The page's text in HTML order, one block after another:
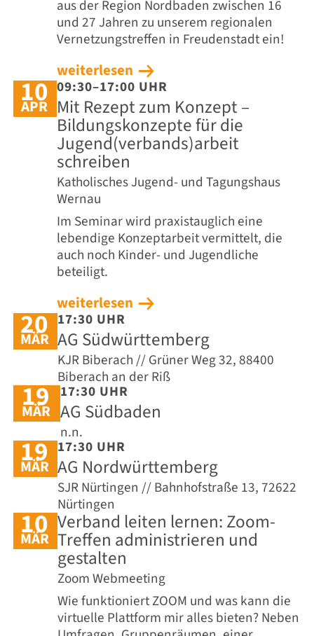
aus der Region Nordbaden zwischen 16
und 27 Jahren zu unserem regionalen
Vernetzungstreffen in Freudenstadt ein!
weiterlesen
10
APR
09:30–17:00 UHR
Mit Rezept zum Konzept –
Bildungskonzepte für die
Jugend(verbands)arbeit
schreiben
Katholisches Jugend- und Tagungshaus
Wernau
Im Seminar wird praxistauglich eine
lebendige Konzeptarbeit vermittelt, die
auch noch Kinder- und Jugendliche
beteiligt.
weiterlesen
20
MÄR
17:30 UHR
AG Südwürttemberg
KJR Biberach // Grüner Weg 32, 88400
Biberach an der Riß
19
MÄR
17:30 UHR
AG Südbaden
n.n.
19
MÄR
17:30 UHR
AG Nordwürttemberg
SJR Nürtingen // Bahnhofstraße 13, 72622
Nürtingen
10
MÄR
Verband leiten lernen: Zoom-
Treffen administrieren und
gestalten
Zoom Webmeeting
Wie funktioniert ZOOM und was kann die
virtuelle Plattform mir alles bieten? Neben